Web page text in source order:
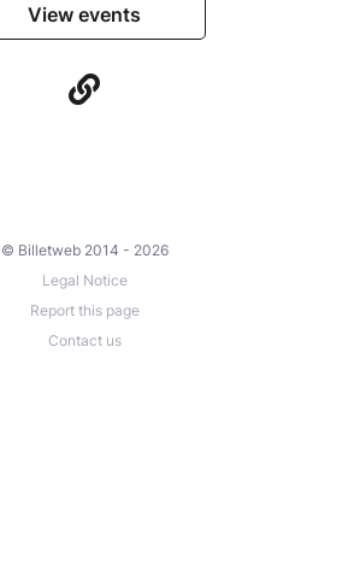
View events
© Billetweb 2014 - 2026
Legal Notice
Report this page
Contact us